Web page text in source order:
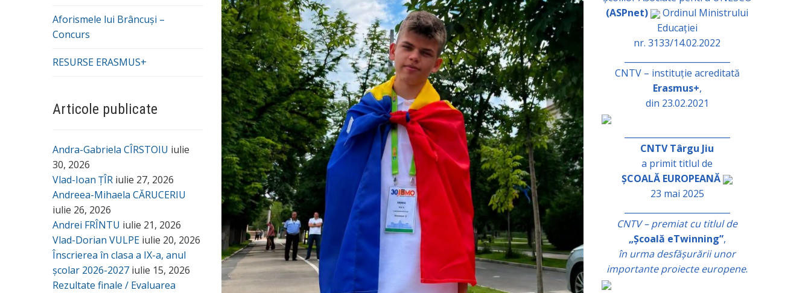
Aforismele lui Brâncuși –
Concurs
RESURSE ERASMUS+
Articole publicate
Andra-Gabriela CÎRSTOIU iulie
30, 2026
Vlad-Ioan ȚÎR iulie 27, 2026
Andreea-Mihaela CĂRUCERIU
iulie 26, 2026
Andrei FRÎNTU iulie 21, 2026
Vlad-Dorian VULPE iulie 20, 2026
Înscrierea în clasa a IX-a, anul
școlar 2026-2027 iulie 15, 2026
Rezultate finale / Evaluarea
(ASPnet)
Ordinul Ministrului
Educației
nr. 3133/14.02.2022
CNTV – instituție acreditată
Erasmus+,
din 23.02.2021
CNTV Târgu Jiu
a primit titlul de
ȘCOALĂ EUROPEANĂ
23 mai 2025
CNTV – premiat cu titlul de
„Școală eTwinning”,
în urma desfășurării unor
importante proiecte europene.